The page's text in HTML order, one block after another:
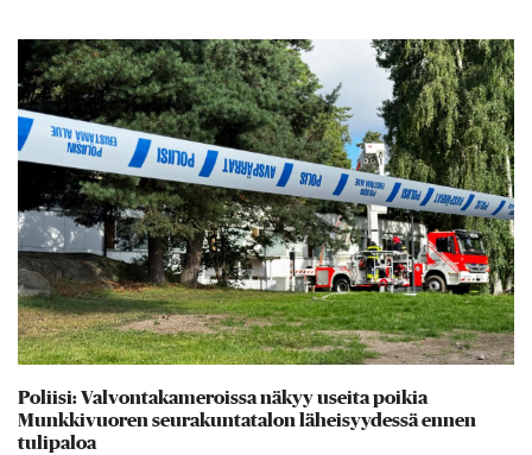
Poliisi: Valvontakameroissa näkyy useita poikia
Munkkivuoren seurakuntatalon läheisyydessä ennen
tulipaloa